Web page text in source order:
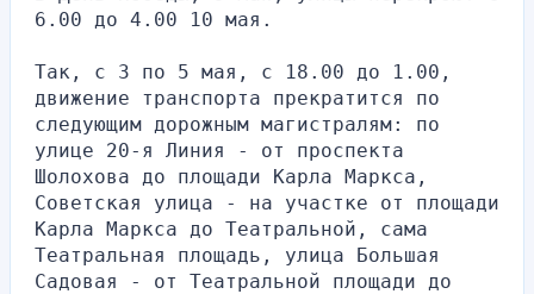
6.00 до 4.00 10 мая.
Так, с 3 по 5 мая, с 18.00 до 1.00,
движение транспорта прекратится по
следующим дорожным магистралям: по
улице 20-я Линия - от проспекта
Шолохова до площади Карла Маркса,
Советская улица - на участке от площади
Карла Маркса до Театральной, сама
Театральная площадь, улица Большая
Садовая - от Театральной площади до